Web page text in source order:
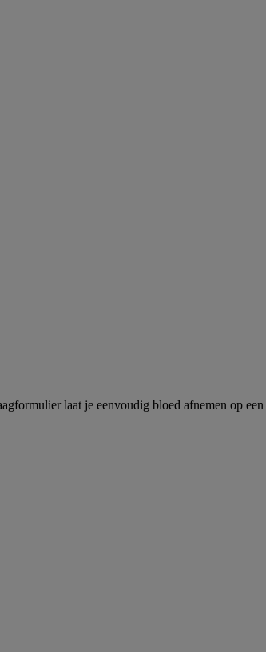
laat je eenvoudig bloed afnemen op een